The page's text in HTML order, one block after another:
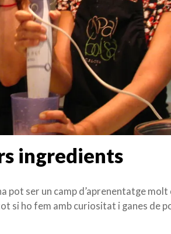
ingredients
pot ser un camp d’aprenentatge
si ho fem amb curiositat i ganes de